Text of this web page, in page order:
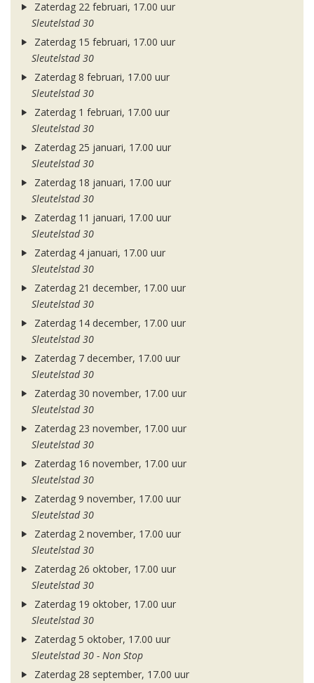
Zaterdag 22 februari, 17.00 uur
Sleutelstad 30
Zaterdag 15 februari, 17.00 uur
Sleutelstad 30
Zaterdag 8 februari, 17.00 uur
Sleutelstad 30
Zaterdag 1 februari, 17.00 uur
Sleutelstad 30
Zaterdag 25 januari, 17.00 uur
Sleutelstad 30
Zaterdag 18 januari, 17.00 uur
Sleutelstad 30
Zaterdag 11 januari, 17.00 uur
Sleutelstad 30
Zaterdag 4 januari, 17.00 uur
Sleutelstad 30
Zaterdag 21 december, 17.00 uur
Sleutelstad 30
Zaterdag 14 december, 17.00 uur
Sleutelstad 30
Zaterdag 7 december, 17.00 uur
Sleutelstad 30
Zaterdag 30 november, 17.00 uur
Sleutelstad 30
Zaterdag 23 november, 17.00 uur
Sleutelstad 30
Zaterdag 16 november, 17.00 uur
Sleutelstad 30
Zaterdag 9 november, 17.00 uur
Sleutelstad 30
Zaterdag 2 november, 17.00 uur
Sleutelstad 30
Zaterdag 26 oktober, 17.00 uur
Sleutelstad 30
Zaterdag 19 oktober, 17.00 uur
Sleutelstad 30
Zaterdag 5 oktober, 17.00 uur
Sleutelstad 30 - Non Stop
Zaterdag 28 september, 17.00 uur